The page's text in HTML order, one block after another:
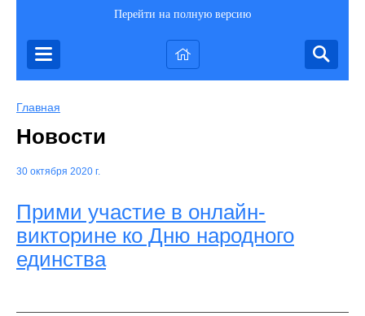
Перейти на полную версию
Главная
Новости
30 октября 2020 г.
Прими участие в онлайн-
викторине ко Дню народного
единства